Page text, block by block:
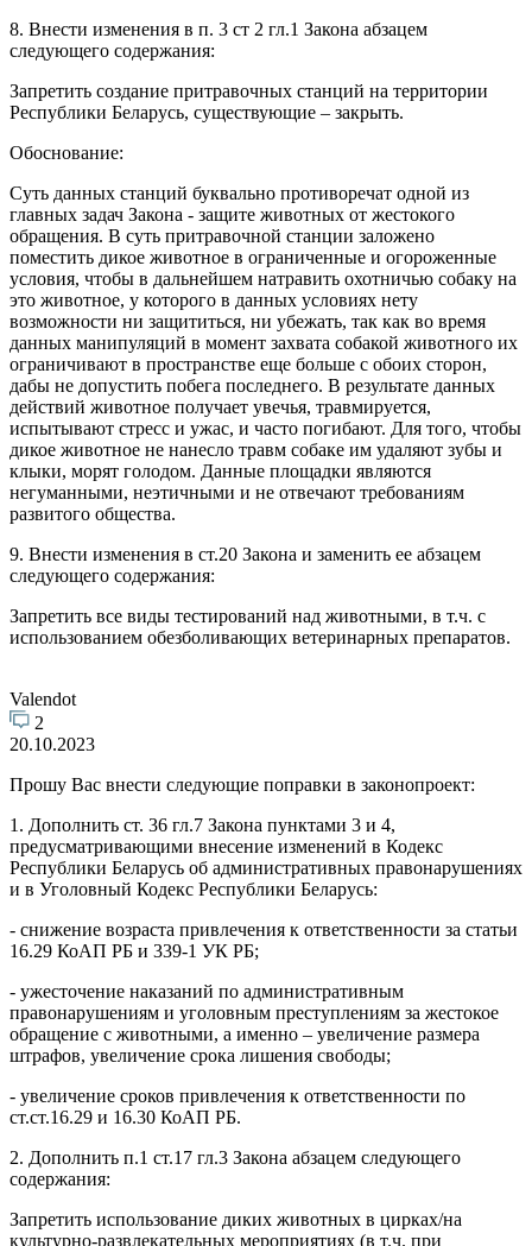
8. Внести изменения в п. 3 ст 2 гл.1 Закона абзацем
следующего содержания:
Запретить создание притравочных станций на территории
Республики Беларусь, существующие – закрыть.
Обоснование:
Суть данных станций буквально противоречат одной из
главных задач Закона - защите животных от жестокого
обращения. В суть притравочной станции заложено
поместить дикое животное в ограниченные и огороженные
условия, чтобы в дальнейшем натравить охотничью собаку на
это животное, у которого в данных условиях нету
возможности ни защититься, ни убежать, так как во время
данных манипуляций в момент захвата собакой животного их
ограничивают в пространстве еще больше с обоих сторон,
дабы не допустить побега последнего. В результате данных
действий животное получает увечья, травмируется,
испытывают стресс и ужас, и часто погибают. Для того, чтобы
дикое животное не нанесло травм собаке им удаляют зубы и
клыки, морят голодом. Данные площадки являются
негуманными, неэтичными и не отвечают требованиям
развитого общества.
9. Внести изменения в ст.20 Закона и заменить ее абзацем
следующего содержания:
Запретить все виды тестирований над животными, в т.ч. с
использованием обезболивающих ветеринарных препаратов.
Valendot
2
20.10.2023
Прошу Вас внести следующие поправки в законопроект:
1. Дополнить ст. 36 гл.7 Закона пунктами 3 и 4,
предусматривающими внесение изменений в Кодекс
Республики Беларусь об административных правонарушениях
и в Уголовный Кодекс Республики Беларусь:
- снижение возраста привлечения к ответственности за статьи
16.29 КоАП РБ и 339-1 УК РБ;
- ужесточение наказаний по административным
правонарушениям и уголовным преступлениям за жестокое
обращение с животными, а именно – увеличение размера
штрафов, увеличение срока лишения свободы;
- увеличение сроков привлечения к ответственности по
ст.ст.16.29 и 16.30 КоАП РБ.
2. Дополнить п.1 ст.17 гл.3 Закона абзацем следующего
содержания:
Запретить использование диких животных в цирках/на
культурно-развлекательных мероприятиях (в т.ч. при